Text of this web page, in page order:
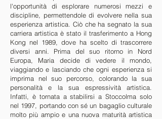
l'opportunità di esplorare numerosi mezzi e
discipline, permettendole di evolvere nella sua
esperienza artistica. Ciò che ha segnato la sua
carriera artistica è stato il trasferimento a Hong
Kong nel 1989, dove ha scelto di trascorrere
diversi anni. Prima del suo ritorno in Nord
Europa, Maria decide di vedere il mondo,
viaggiando e lasciando che ogni esperienza si
imprima nel suo percorso, colorando la sua
personalità e la sua espressività artistica.
Infatti, è tornata a stabilirsi a Stoccolma solo
nel 1997, portando con sé un bagaglio culturale
molto più ampio e una nuova maturità artistica